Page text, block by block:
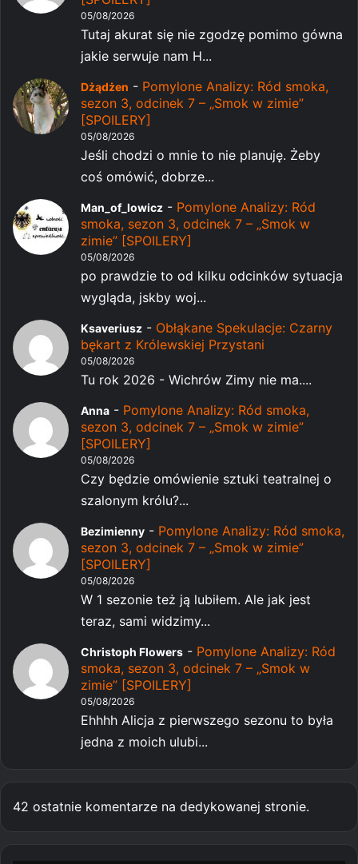
05/08/2026
Tutaj akurat się nie zgodzę pomimo gówna
jakie serwuje nam H...
Dżądżen - Pomylone Analizy: Ród smoka,
sezon 3, odcinek 7 – „Smok w zimie”
[SPOILERY]
05/08/2026
Jeśli chodzi o mnie to nie planuję. Żeby
coś omówić, dobrze...
Man_of_lowicz - Pomylone Analizy: Ród
smoka, sezon 3, odcinek 7 – „Smok w
zimie” [SPOILERY]
05/08/2026
po prawdzie to od kilku odcinków sytuacja
wygląda, jskby woj...
Ksaveriusz - Obłąkane Spekulacje: Czarny
bękart z Królewskiej Przystani
05/08/2026
Tu rok 2026 - Wichrów Zimy nie ma....
Anna - Pomylone Analizy: Ród smoka,
sezon 3, odcinek 7 – „Smok w zimie”
[SPOILERY]
05/08/2026
Czy będzie omówienie sztuki teatralnej o
szalonym królu?...
Bezimienny - Pomylone Analizy: Ród smoka,
sezon 3, odcinek 7 – „Smok w zimie”
[SPOILERY]
05/08/2026
W 1 sezonie też ją lubiłem. Ale jak jest
teraz, sami widzimy...
Christoph Flowers - Pomylone Analizy: Ród
smoka, sezon 3, odcinek 7 – „Smok w
zimie” [SPOILERY]
05/08/2026
Ehhhh Alicja z pierwszego sezonu to była
jedna z moich ulubi...
42 ostatnie komentarze na dedykowanej stronie.